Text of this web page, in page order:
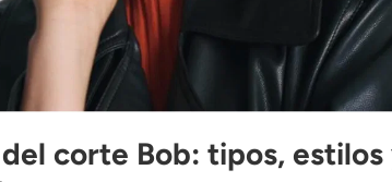
corte Bob: tipos, estilos